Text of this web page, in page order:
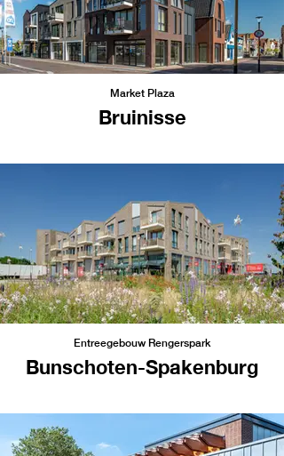
Market Plaza
Bruinisse
Entreegebouw Rengerspark
Bunschoten-Spakenburg